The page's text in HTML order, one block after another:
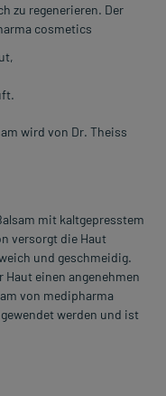
zu regenerieren. Der
cosmetics
wird von Dr. Theiss
mit kaltgepresstem
versorgt die Haut
und geschmeidig.
Haut einen angenehmen
von medipharma
werden und ist